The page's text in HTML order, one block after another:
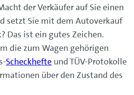
der Verkäufer auf Sie einen
setzt Sie mit dem Autoverkauf
Das ist ein gutes Zeichen.
die zum Wagen gehörigen
Scheckhefte und TÜV-Protokolle
über den Zustand des